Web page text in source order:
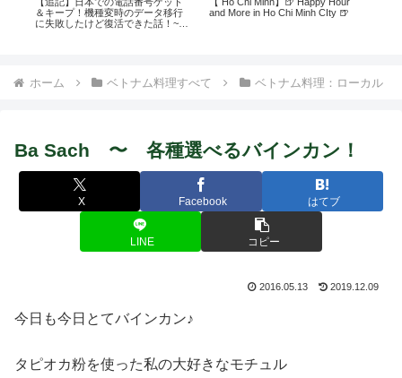
悩んでいたら？オンラインカウン
セリングという選択肢
美味しかったの♪ ~ Secret Wine
ホーム ベトナム料理すべて ベトナム料理：ローカル
Ba Sach 〜 各種選べるバインカン！
X Facebook はてブ
LINE コピー
2016.05.13 2019.12.09
今日も今日とてバインカン♪
タピオカ粉を使った私の大好きなモチュル